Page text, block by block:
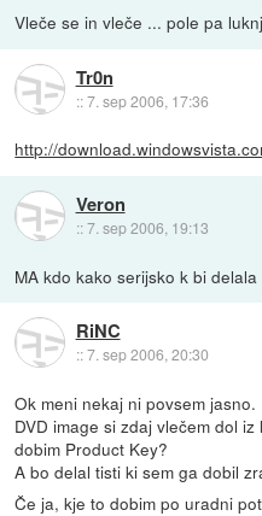
Vleče se in vleče ... pole pa
Tr0n
::7. sep 2006, 17:36
http://
Veron
::7. sep 2006, 19:13
MA kdo kako serijsko k bi
RiNC
::7. sep 2006, 20:30
Ok meni nekaj ni povsem jasno.
DVD image si zdaj vlečem dol
dobim Product Key?
A bo delal tisti ki sem ga dobil
Če ja, kje to dobim po uradni